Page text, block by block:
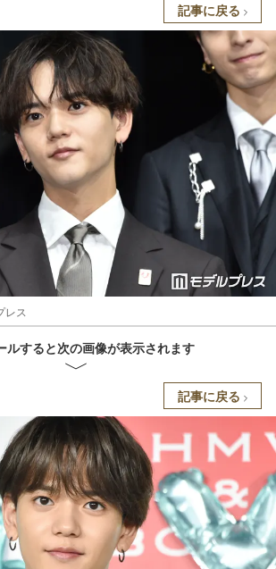
記事に戻る
レス
ルすると次の画像が表示されます
記事に戻る